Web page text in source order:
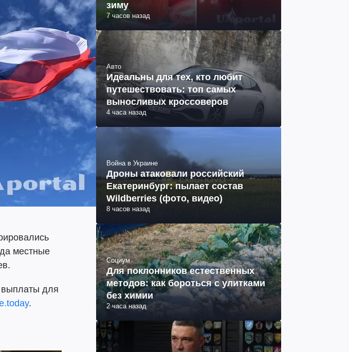
местные
выплаты для
.
зиму
7 часов назад
Авто
Идеальны для тех, кто любит
путешествовать: топ самых
выносливых кроссоверов
4 часа назад
Война в Украине
Дроны атаковали российский
Екатеринбург: пылает состав
Wildberries (фото, видео)
8 часов назад
Социум
Для поклонников естественных
методов: как бороться с улитками
без химии
2 часа назад